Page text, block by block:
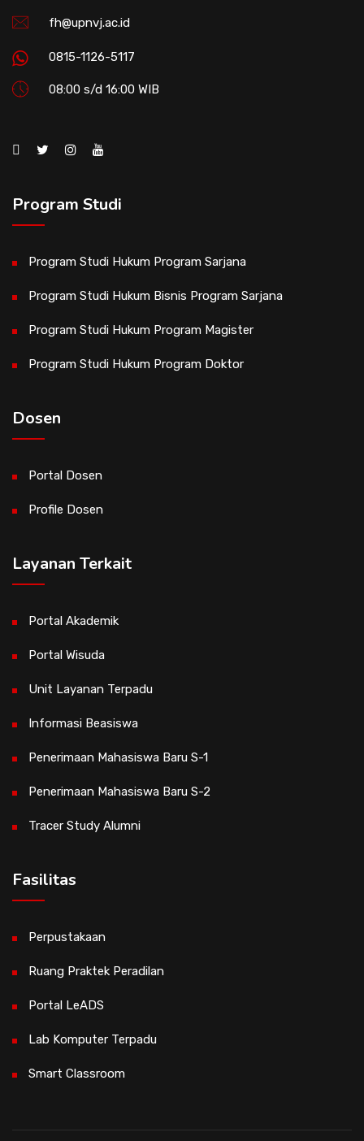
fh@upnvj.ac.id
0815-1126-5117
08:00 s/d 16:00 WIB
Program Studi
Program Studi Hukum Program Sarjana
Program Studi Hukum Bisnis Program Sarjana
Program Studi Hukum Program Magister
Program Studi Hukum Program Doktor
Dosen
Portal Dosen
Profile Dosen
Layanan Terkait
Portal Akademik
Portal Wisuda
Unit Layanan Terpadu
Informasi Beasiswa
Penerimaan Mahasiswa Baru S-1
Penerimaan Mahasiswa Baru S-2
Tracer Study Alumni
Fasilitas
Perpustakaan
Ruang Praktek Peradilan
Portal LeADS
Lab Komputer Terpadu
Smart Classroom